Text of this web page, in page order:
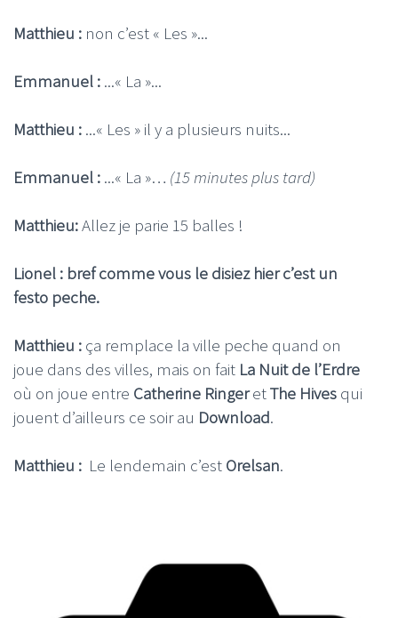
Matthieu : non c’est « Les »...
Emmanuel : ...« La »...
Matthieu : ...« Les » il y a plusieurs nuits...
Emmanuel : ...« La »… (15 minutes plus tard)
Matthieu:Allez je parie 15 balles !
Lionel : bref comme vous le disiez hier c’est un
festo peche.
Matthieu : ça remplace la ville peche quand on
joue dans des villes, mais on fait La Nuit de l’Erdre
où on joue entre Catherine RingeretThe Hives qui
jouent d’ailleurs ce soir au Download.
Matthieu : Le lendemain c’est Orelsan.